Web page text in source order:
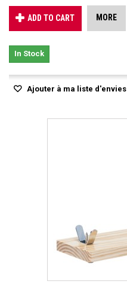
ADD TO CART MORE
In Stock
Ajouter à ma liste d'envies